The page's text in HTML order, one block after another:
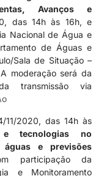
Avanços e
das 14h às 16h, e
Nacional de Água e
de Águas e
Sala de Situação –
moderação será da
transmissão via
11/2020, das 14h às
e tecnologias no
e previsões
participação da
e Monitoramento